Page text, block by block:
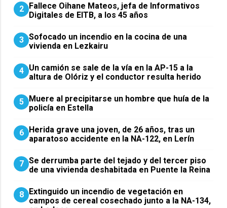
2
Fallece Oihane Mateos, jefa de Informativos
Digitales de EITB, a los 45 años
3 Sofocado un incendio en la cocina de una
vivienda en Lezkairu
4 Un camión se sale de la vía en la AP-15 a la
altura de Olóriz y el conductor resulta herido
5
Muere al precipitarse un hombre que huía de la
policía en Estella
6
Herida grave una joven, de 26 años, tras un
aparatoso accidente en la NA-122, en Lerín
7 Se derrumba parte del tejado y del tercer piso
de una vivienda deshabitada en Puente la Reina
8
Extinguido un incendio de vegetación en
campos de cereal cosechado junto a la NA-134,